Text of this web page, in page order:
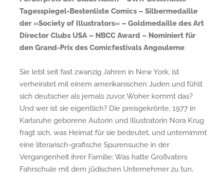
Tagesspiegel-Bestenliste Comics – Silbermedaille
der »Society of Illustrators« – Goldmedaille des Art
Director Clubs USA – NBCC Award – Nominiert für
den Grand-Prix des Comicfestivals Angouleme
Sie lebt seit fast zwanzig Jahren in New York, ist
verheiratet mit einem amerikanischen Juden und fühlt
sich deutscher als jemals zuvor. Woher kommt das?
Und wer ist sie eigentlich? Die preisgekrönte, 1977 in
Karlsruhe geborene Autorin und Illustratorin Nora Krug
fragt sich, was Heimat für sie bedeutet, und unternimmt
eine literarisch-grafische Spurensuche in der
Vergangenheit ihrer Familie: Was hatte Großvaters
Fahrschule mit dem jüdischen Unternehmer zu tun,